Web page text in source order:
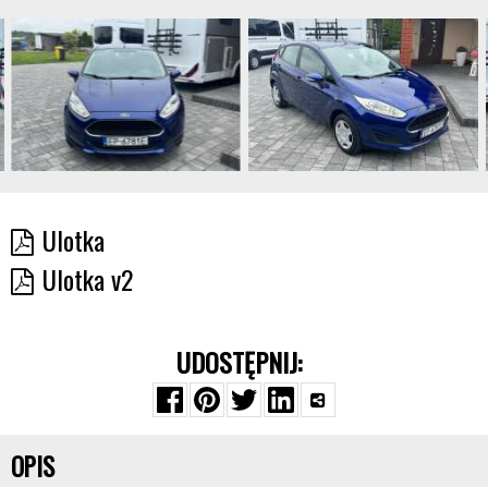
Ulotka
Ulotka v2
UDOSTĘPNIJ:
OPIS